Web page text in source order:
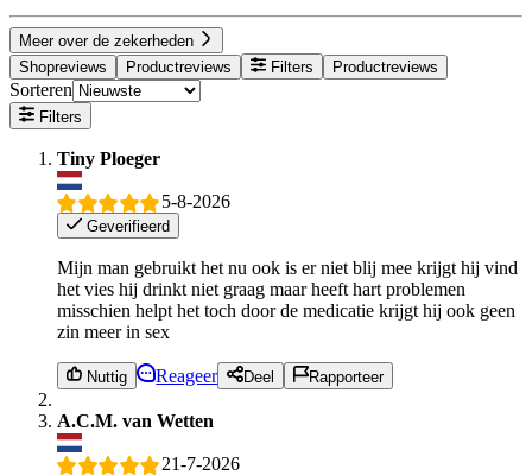
Meer over de zekerheden
Shopreviews
Productreviews Filters Productreviews
Sorteren
Filters
Tiny Ploeger
5-8-2026
Geverifieerd
Mijn man gebruikt het nu ook is er niet blij mee krijgt hij vind
het vies hij drinkt niet graag maar heeft hart problemen
misschien helpt het toch door de medicatie krijgt hij ook geen
zin meer in sex
Nuttig Reageer Deel Rapporteer
A.C.M. van Wetten
21-7-2026